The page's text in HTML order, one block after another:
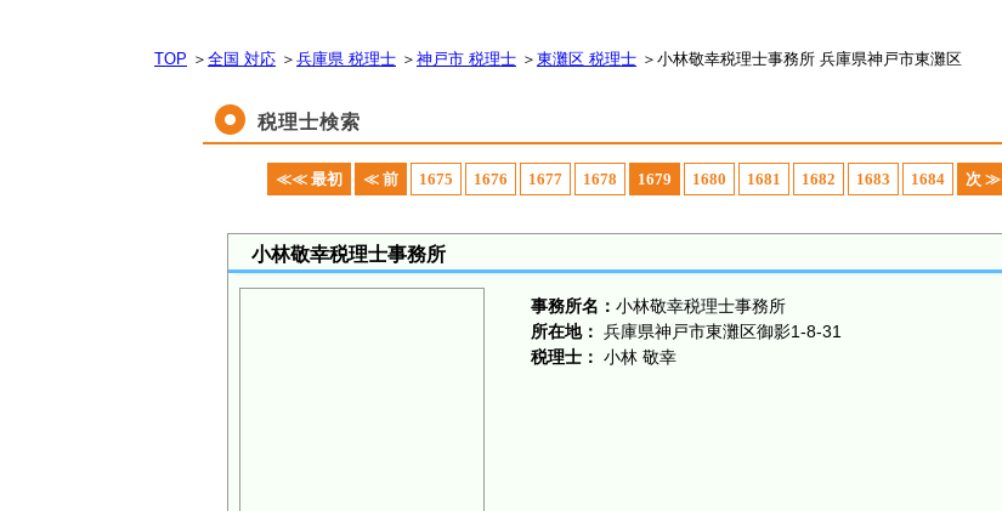
TOP ＞ 全国 対応 ＞ 兵庫県 税理士 ＞ 神戸市 税理士 ＞ 東灘区 税理士 ＞ 小林敬幸税理士事務所 兵庫県神戸市東灘区
税理士検索
≪≪ 最初 ≪ 前 1675 1676 1677 1678 1679 1680 1681 1682 1683 1684 次 ≫
小林敬幸税理士事務所
事務所名： 小林敬幸税理士事務所
所在地： 兵庫県神戸市東灘区御影1-8-31
税理士： 小林 敬幸